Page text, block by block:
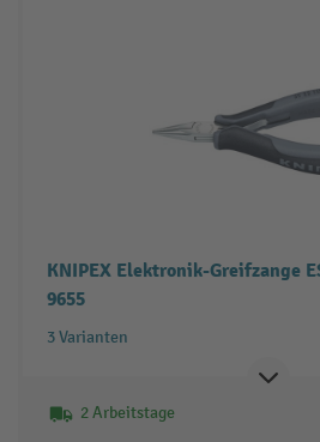
KNIPEX Elektronik-Greifzange
9655
3 Varianten
2 Arbeitstage